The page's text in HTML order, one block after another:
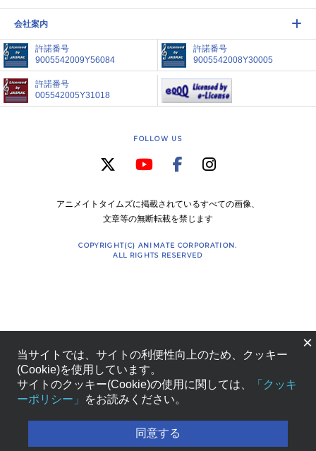
会社案内
許諾番号
9005542009Y56084
許諾番号
9005542008Y30005
許諾番号
005542005Y31018
FOLLOW US
アニメイトタイムズに掲載されているすべての画像、
文章等の無断転載を禁じます
COPYRIGHT(C) ANIMATE CORPORATION.
ALL RIGHTS RESERVED
×
当サイトでは、サイトの利便性向上のため、クッキー
(Cookie)を使用しています。
サイトのクッキー(Cookie)の使用に関しては、
「クッキ
ーポリシー」
をお読みください。
同意する